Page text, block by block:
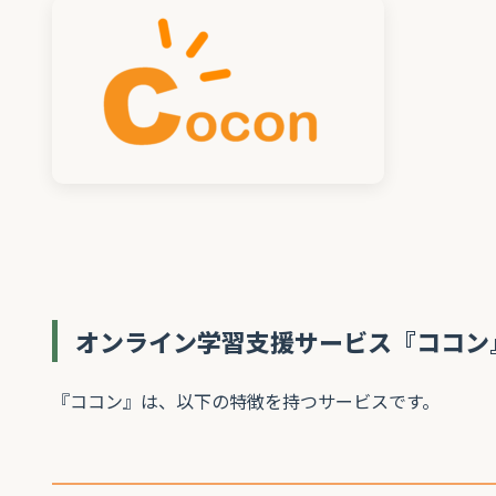
オンライン学習支援サービス『ココ
『ココン』は、以下の特徴を持つサービスです。